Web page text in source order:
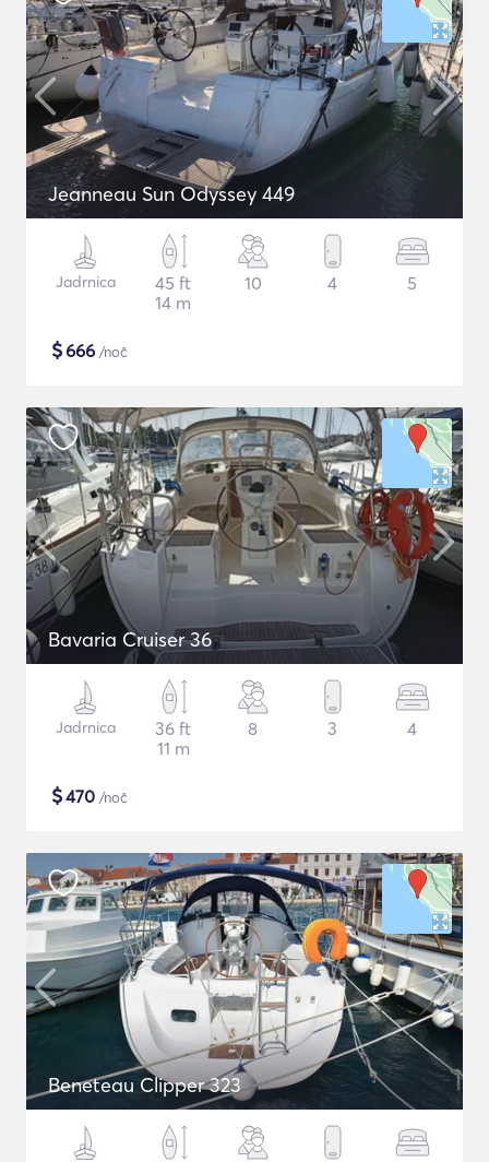
Jeanneau Sun Odyssey 449
Jadrnica
45 ft
14 m
10 4 5
$666 /noč
Bavaria Cruiser 36
Jadrnica
36 ft
11 m
8 3 4
$470 /noč
Beneteau Clipper 323